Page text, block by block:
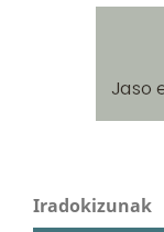
Iradokizunak